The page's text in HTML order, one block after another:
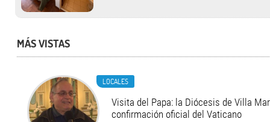
MÁS VISTAS
LOCALES
Visita del Papa: la Diócesis de Villa
confirmación oficial del Vaticano